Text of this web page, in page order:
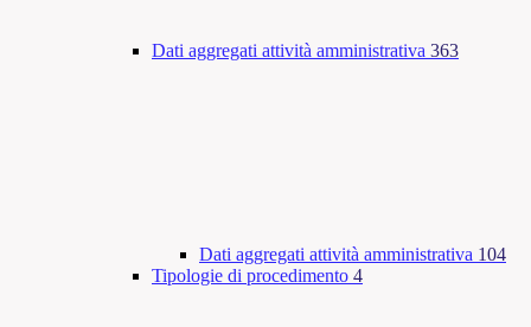
Dati aggregati attività amministrativa 363
Dati aggregati attività amministrativa 104
Tipologie di procedimento 4